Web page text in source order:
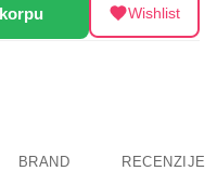
Wishlist
BRAND RECENZIJE